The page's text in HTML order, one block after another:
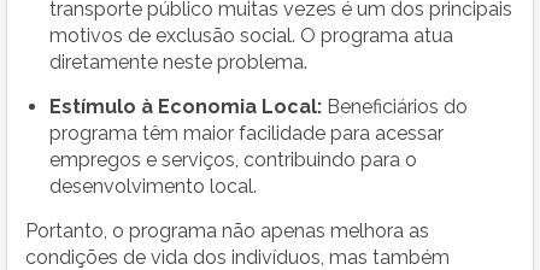
transporte público muitas vezes é um dos principais
motivos de exclusão social. O programa atua
diretamente neste problema.
Estímulo à Economia Local: Beneficiários do
programa têm maior facilidade para acessar
empregos e serviços, contribuindo para o
desenvolvimento local.
Portanto, o programa não apenas melhora as
condições de vida dos indivíduos, mas também